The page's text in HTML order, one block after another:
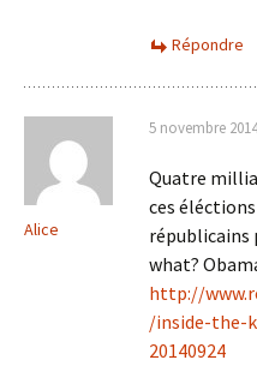
Répondre
Alice
5 novembre
Quatre
ces
républicains
what?
http://
/inside-the-
20140924